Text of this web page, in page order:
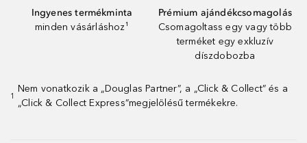
Ingyenes termékminta
minden vásárláshoz¹
Prémium ajándékcsomagolás
Csomagoltass egy vagy több
terméket egy exkluzív
díszdobozba
1
Nem vonatkozik a „Douglas Partner”, a „Click & Collect” és a
„Click & Collect Express”megjelölésű termékekre.